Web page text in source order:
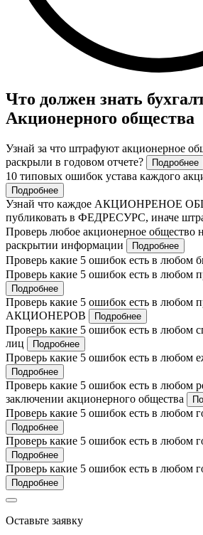
Что должен знать
Акционерного общества
Узнай за что штрафуют акционерное
раскрыли в годовом отчете?
Подробнее
10 типовых ошибок устава каждого
Подробнее
Узнай что каждое АКЦИОНРЕНОЕ
публиковать в ФЕДРЕСУРС, иначе
Проверь любое акционерное общество
раскрытии информации
Подробнее
Проверь какие 5 ошибок есть в любом
Проверь какие 5 ошибок есть в любом
Подробнее
Проверь какие 5 ошибок есть в любом
АКЦИОНЕРОВ
Подробнее
Проверь какие 5 ошибок есть в любом
лиц
Подробнее
Проверь какие 5 ошибок есть в любом
Подробнее
Проверь какие 5 ошибок есть в любом
заключении акционерного общества
Проверь какие 5 ошибок есть в любом
Подробнее
Проверь какие 5 ошибок есть в любом
Подробнее
Проверь какие 5 ошибок есть в любом
Подробнее
Оставьте заявку